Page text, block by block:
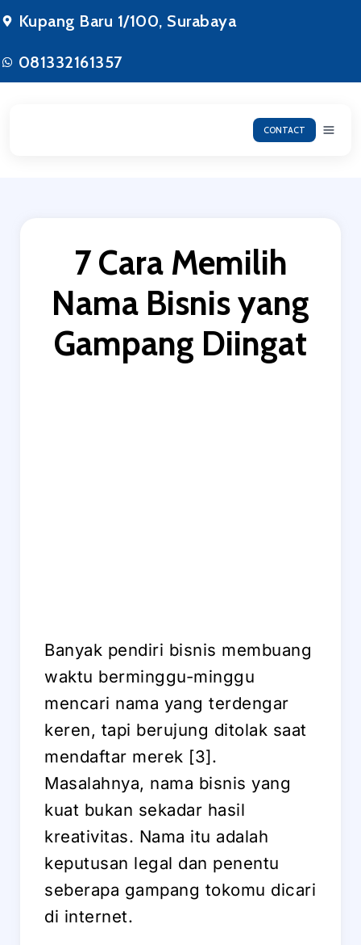
ke
konten
Kupang Baru 1/100, Surabaya
081332161357
CONTACT
7 Cara Memilih
Nama Bisnis yang
Gampang Diingat
Banyak pendiri bisnis membuang
waktu berminggu-minggu
mencari nama yang terdengar
keren, tapi berujung ditolak saat
mendaftar merek [3].
Masalahnya, nama bisnis yang
kuat bukan sekadar hasil
kreativitas. Nama itu adalah
keputusan legal dan penentu
seberapa gampang tokomu dicari
di internet.